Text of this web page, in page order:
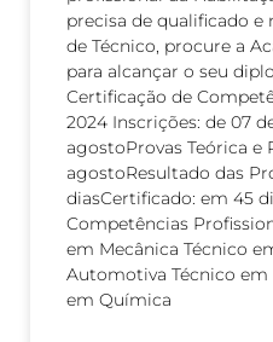
precisa de qualificado
de Técnico, procure a
para alcançar o seu
Certificação de
2024 Inscrições: de 07
agostoProvas Teórica e
agostoResultado das
diasCertificado: em 45
Competências
em Mecânica Técnico
Automotiva Técnico
em Química